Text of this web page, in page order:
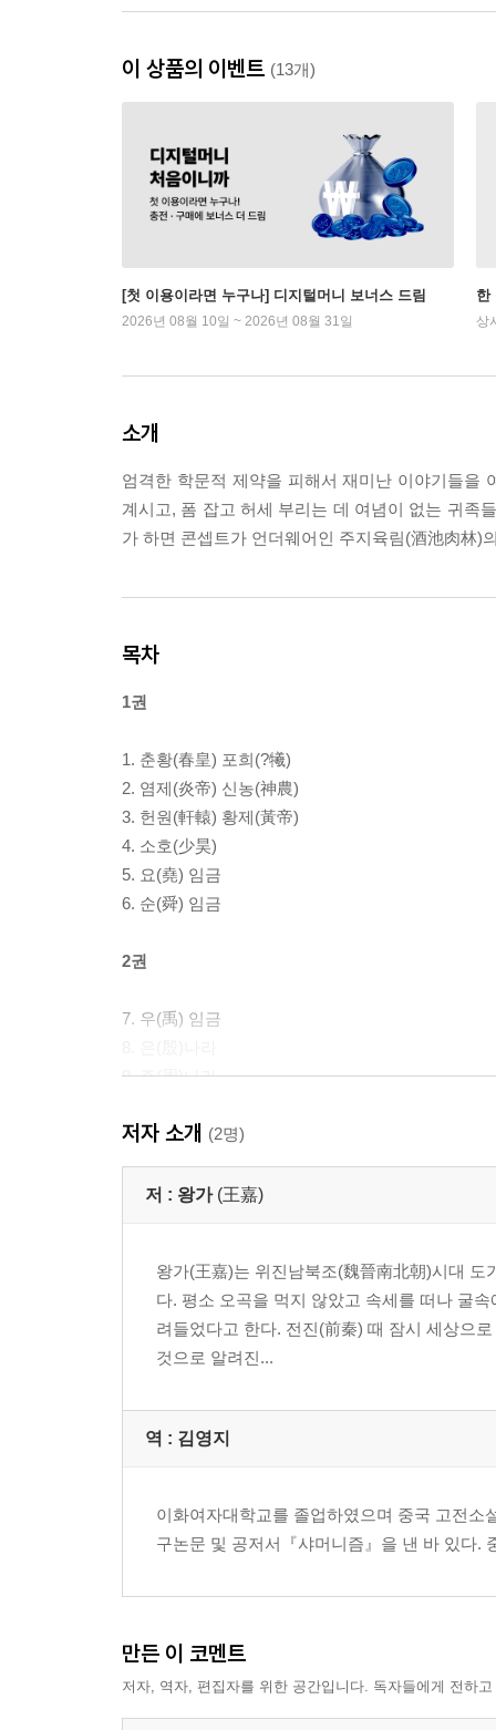
이 상품의 이벤트 (13개)
[첫 이용이라면 누구나] 디지털머니 보너스 드림
2026년 08월 10일 ~ 2026년 08월 31일
한
상
소개
엄격한 학문적 제약을 피해서 재미난 이야기들을
계시고, 폼 잡고 허세 부리는 데 여념이 없는 귀족
가 하면 콘셉트가 언더웨어인 주지육림(酒池肉林)
목차
1권
1. 춘황(春皇) 포희(?犧)
2. 염제(炎帝) 신농(神農)
3. 헌원(軒轅) 황제(黃帝)
4. 소호(少昊)
5. 요(堯) 임금
6. 순(舜) 임금
2권
7. 우(禹) 임금
9. 주(周)나라
3권
10. 춘추전국의 진(晉)
13. 전한(前漢)
15. 위(魏)
8권
저자 소개 (2명)
저 : 왕가 (王嘉)
왕가(王嘉)는 위진남북조(魏晉南北朝)시대
다. 평소 오곡을 먹지 않았고 속세를 떠나 굴
려들었다고 한다. 전진(前秦) 때 잠시 세상으
것으로 알려진...
역 : 김영지
이화여자대학교를 졸업하였으며 중국 고전
구논문 및 공저서『샤머니즘』을 낸 바 있다.
만든 이 코멘트
저자, 역자, 편집자를 위한 공간입니다. 독자들에게 전하